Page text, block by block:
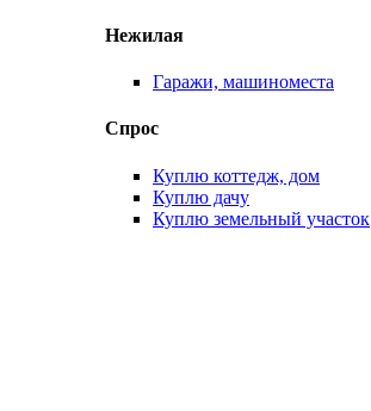
Нежилая
Гаражи, машиноместа
Спрос
Куплю коттедж, дом
Куплю дачу
Куплю земельный участок